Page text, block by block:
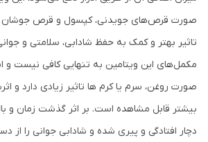
صورت قرص‌های جویدنی، کپسول و قرص جوشان
تاثیر بهتر و کمک به حفظ شادابی، سلامتی و
مکمل‌های این ویتامین به تنهایی کافی نیست و
صورت روغن، سرم یا کرم ها تاثیر زیادی دارد و
بیشتر قابل مشاهده است. بر اثر گذشت زمان و
دچار افتادگی و پیری شده و شادابی جوانی را